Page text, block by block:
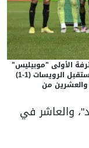
الأولى "موبيليس"
لكرة القدم لموسم 2025-2026 , عقب تعادله مع مستقبل الرويسات (1-1)
والعشرين من
والعاشر في